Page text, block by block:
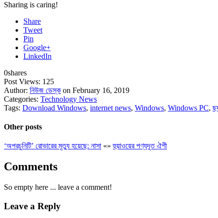
Sharing is caring!
Share
Tweet
Pin
Google+
LinkedIn
0shares
Post Views: 125
Author: নিউজ ডেস্ক on February 16, 2019
Categories: Technology News
Tags: Download Windows, internet news, Windows, Windows PC,
Other posts
‘অপরচুনিটি’ রোভারের মৃত্যু হয়েছে: নাসা «»হুয়াওয়ের পণ্যদূত ঐশী
Comments
So empty here ... leave a comment!
Leave a Reply